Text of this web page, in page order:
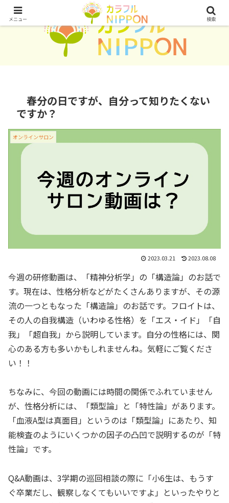
春分の日ですが、自分って知りたくない
ですか？
オンラインサロン
2023.03.21 2023.08.08
今週の研修動画は、「精神分析学」の「構造論」のお話で
す。現在は、性格分析などがたくさんありますが、その源
流の一つともなった「構造論」のお話です。フロイトは、
その人の自我構造（いわゆる性格）を「エス・イド」「自
我」「超自我」から説明しています。自分の性格には、関
心のある方も多いかもしれませんね。気軽にご覧くださ
い！！
ちなみに、今回の動画には時間の関係でふれていません
が、性格分析には、「類型論」と「特性論」があります。
「血液A型は真面目」というのは「類型論」にあたり、知
能検査のようにいくつかの因子の凸凹で説明するのが「特
性論」です。
Q&A動画は、3学期の巡回相談の際に「小6生は、もうす
ぐ卒業だし、観察しなくてもいいですよ」といったやりと
メニュー 検索